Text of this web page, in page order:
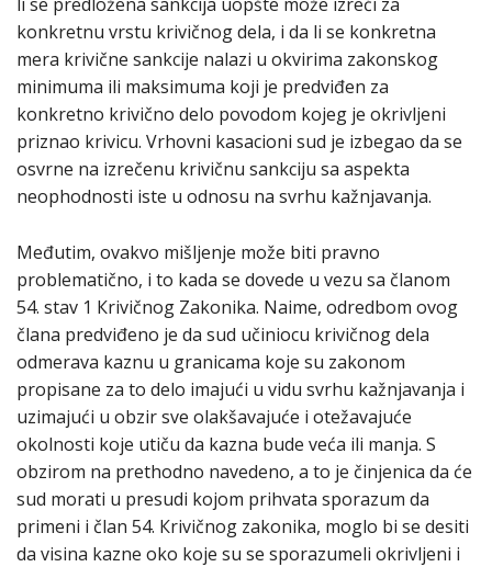
konkretnu vrstu krivičnog dela, i da li se konkretna
mera krivične sankcije nalazi u okvirima zakonskog
minimuma ili maksimuma koji je predviđen za
konkretno krivično delo povodom kojeg je okrivljeni
priznao krivicu. Vrhovni kasacioni sud je izbegao da se
osvrne na izrečenu krivičnu sankciju sa aspekta
neophodnosti iste u odnosu na svrhu kažnjavanja.
Međutim, ovakvo mišljenje može biti pravno
problematično, i to kada se dovede u vezu sa članom
54. stav 1 Кrivičnog Zakonika. Naime, odredbom ovog
člana predviđeno je da sud učiniocu krivičnog dela
odmerava kaznu u granicama koje su zakonom
propisane za to delo imajući u vidu svrhu kažnjavanja i
uzimajući u obzir sve olakšavajuće i otežavajuće
okolnosti koje utiču da kazna bude veća ili manja. S
obzirom na prethodno navedeno, a to je činjenica da će
sud morati u presudi kojom prihvata sporazum da
primeni i član 54. Кrivičnog zakonika, moglo bi se desiti
da visina kazne oko koje su se sporazumeli okrivljeni i